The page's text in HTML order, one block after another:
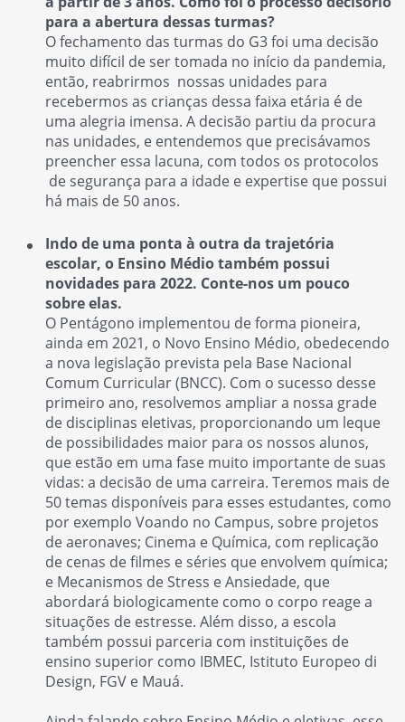
para a abertura dessas turmas?
O fechamento das turmas do G3 foi uma decisão
muito difícil de ser tomada no início da pandemia,
então, reabrirmos nossas unidades para
recebermos as crianças dessa faixa etária é de
uma alegria imensa. A decisão partiu da procura
nas unidades, e entendemos que precisávamos
preencher essa lacuna, com todos os protocolos
de segurança para a idade e expertise que possui
há mais de 50 anos.
Indo de uma ponta à outra da trajetória
escolar, o Ensino Médio também possui
novidades para 2022. Conte-nos um pouco
sobre elas.
O Pentágono implementou de forma pioneira,
ainda em 2021, o Novo Ensino Médio, obedecendo
a nova legislação prevista pela Base Nacional
Comum Curricular (BNCC). Com o sucesso desse
primeiro ano, resolvemos ampliar a nossa grade
de disciplinas eletivas, proporcionando um leque
de possibilidades maior para os nossos alunos,
que estão em uma fase muito importante de suas
vidas: a decisão de uma carreira. Teremos mais de
50 temas disponíveis para esses estudantes, como
por exemplo Voando no Campus, sobre projetos
de aeronaves; Cinema e Química, com replicação
de cenas de filmes e séries que envolvem química;
e Mecanismos de Stress e Ansiedade, que
abordará biologicamente como o corpo reage a
situações de estresse. Além disso, a escola
também possui parceria com instituições de
ensino superior como IBMEC, Istituto Europeo di
Design, FGV e Mauá.